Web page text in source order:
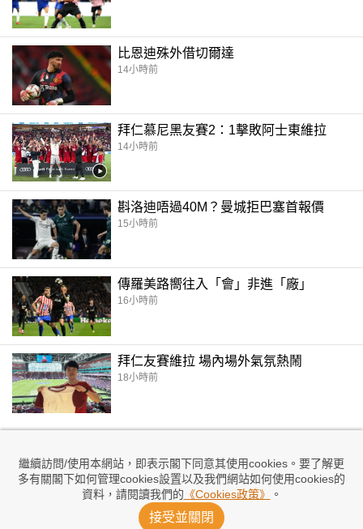
繼續訪問/使用本網站，即表示閣下同意其使用cookies。要了解更
多有關閣下如何管理cookies設置以及我們網站如何使用cookies的
資料，請閱讀我們的 《Cookies政策》 。
接受並關閉
比恩迪殊外借切爾達
14小時前
拜仁慕尼黑友賽2：1擊敗阿士東維拉
14小時前
斟洛迪唔過40M？曼城拒巴塞首報價
15小時前
傳羅美路嚮往入「會」非進「廠」
16小時前
拜仁友賽維拉 場內場外氣氛熱鬧
18小時前